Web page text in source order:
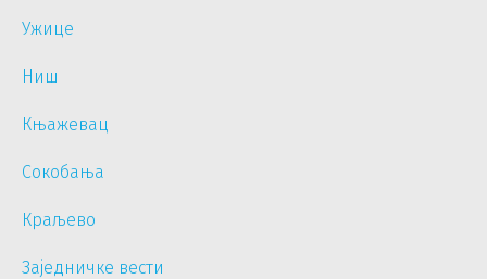
Ужице
Ниш
Књажевац
Сокобања
Краљево
Заједничке вести